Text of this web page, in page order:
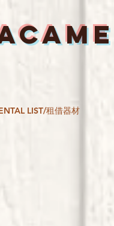
LIST/租借器材